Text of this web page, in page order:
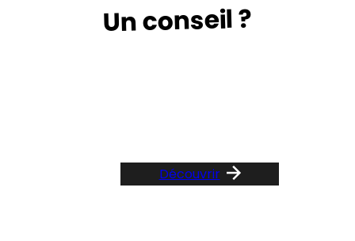
Un conseil ?
Découvrir